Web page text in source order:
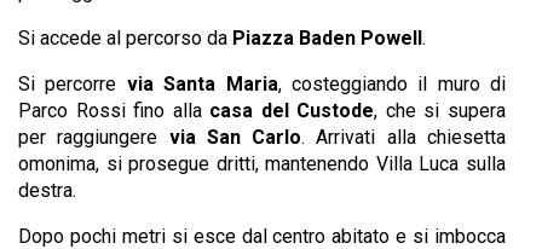
Si accede al percorso da Piazza Baden Powell.
Si percorre via Santa Maria, costeggiando il muro di
Parco Rossi fino alla casa del Custode, che si supera
per raggiungere via San Carlo. Arrivati alla chiesetta
omonima, si prosegue dritti, mantenendo Villa Luca sulla
destra.
Dopo pochi metri si esce dal centro abitato e si imbocca